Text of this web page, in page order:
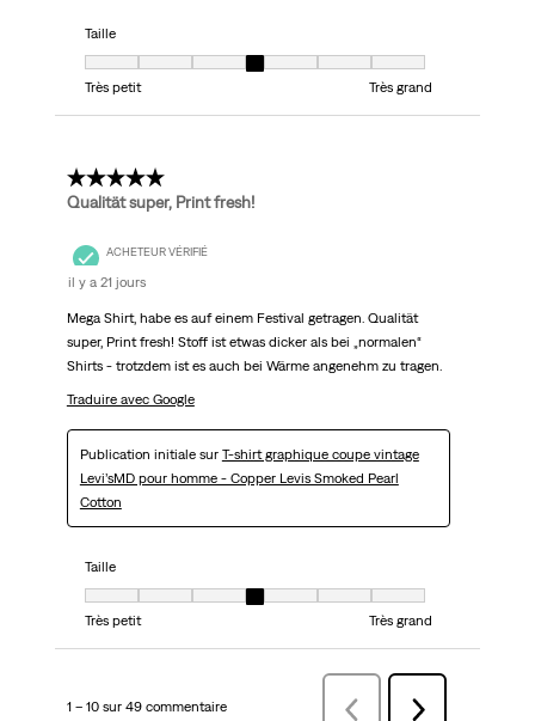
Taille
Taille, 4 sur 7, où 1 est égal à Très petit et 7 est égal à Très grand
Très petit
Très grand
5 étoile(s) sur 5.
Qualität super, Print fresh!
ACHETEUR VÉRIFIÉ
il y a 21 jours
Mega Shirt, habe es auf einem Festival getragen. Qualität
super, Print fresh! Stoff ist etwas dicker als bei „normalen“
Shirts - trotzdem ist es auch bei Wärme angenehm zu tragen.
Traduire avec Google
Publication initiale sur T-shirt graphique coupe vintage
Levi’sMD pour homme - Copper Levis Smoked Pearl
Cotton
Taille
Taille, 4 sur 7, où 1 est égal à Très petit et 7 est égal à Très grand
Très petit
Très grand
1 – 10 sur 49 commentaire Précédentcommentaire
Suivant